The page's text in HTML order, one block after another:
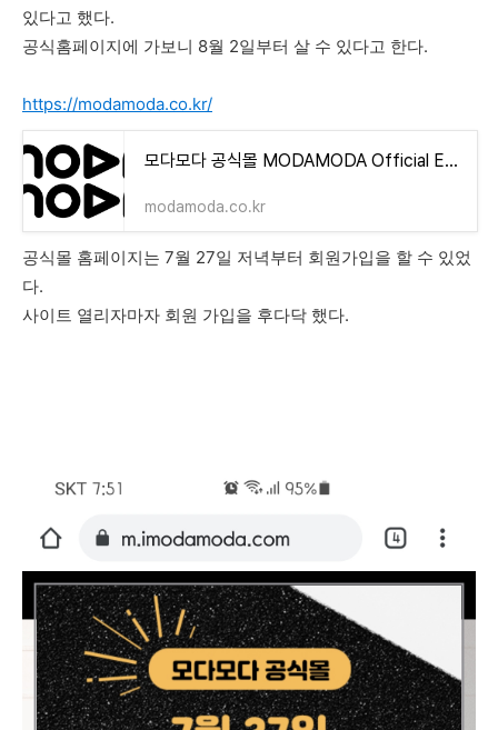
있다고 했다.
공식홈페이지에 가보니 8월 2일부터 살 수 있다고 한다.
https://modamoda.co.kr/
모다모다 공식몰 MODAMODA Official E-Commerce
modamoda.co.kr
공식몰 홈페이지는 7월 27일 저녁부터 회원가입을 할 수 있었
다.
사이트 열리자마자 회원 가입을 후다닥 했다.